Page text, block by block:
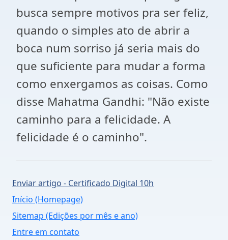
busca sempre motivos pra ser feliz,
quando o simples ato de abrir a
boca num sorriso já seria mais do
que suficiente para mudar a forma
como enxergamos as coisas. Como
disse Mahatma Gandhi: "Não existe
caminho para a felicidade. A
felicidade é o caminho".
Enviar artigo - Certificado Digital 10h
Início (Homepage)
Sitemap (Edições por mês e ano)
Entre em contato